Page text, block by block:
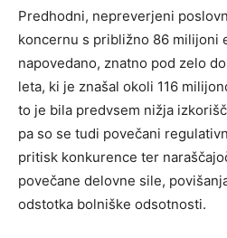
Predhodni, nepreverjeni
koncernu s približno 86 milijoni
napovedano, znatno pod zelo
leta, ki je znašal okoli 116
to je bila predvsem nižja
pa so se tudi povečani
pritisk konkurence ter
povečane delovne sile,
odstotka bolniške odsotnosti.